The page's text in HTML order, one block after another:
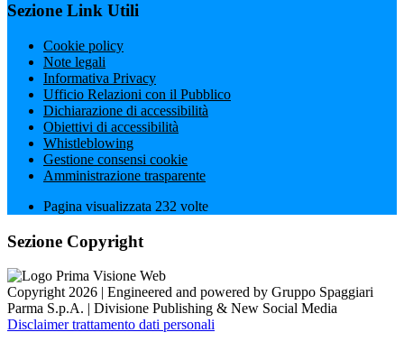
Sezione Link Utili
Cookie policy
Note legali
Informativa Privacy
Ufficio Relazioni con il Pubblico
Dichiarazione di accessibilità
Obiettivi di accessibilità
Whistleblowing
Gestione consensi cookie
Amministrazione trasparente
Pagina visualizzata 232 volte
Sezione Copyright
Copyright 2026 | Engineered and powered by Gruppo Spaggiari
Parma S.p.A. | Divisione Publishing & New Social Media
Disclaimer trattamento dati personali